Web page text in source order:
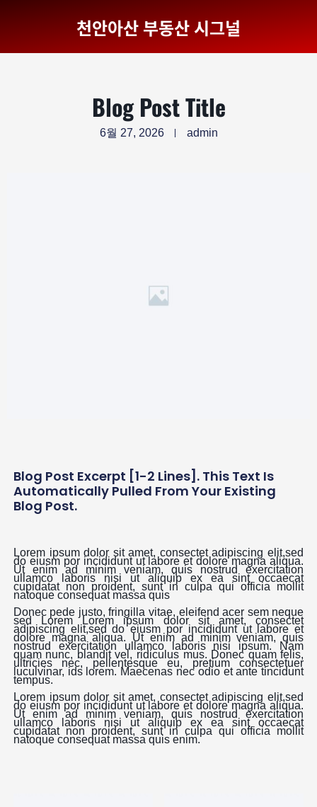
천안아산 부동산 시그널
Blog Post Title
6월 27, 2026 admin
Blog Post Excerpt [1-2 Lines]. This Text Is
Automatically Pulled From Your Existing
Blog Post.
Lorem ipsum dolor sit amet, consectet adipiscing elit,sed
do eiusm por incididunt ut labore et dolore magna aliqua.
Ut enim ad minim veniam, quis nostrud exercitation
ullamco laboris nisi ut aliquip ex ea sint occaecat
cupidatat non proident, sunt in culpa qui officia mollit
natoque consequat massa quis
Donec pede justo, fringilla vitae, eleifend acer sem neque
sed Lorem Lorem ipsum dolor sit amet, consectet
adipiscing elit,sed do eiusm por incididunt ut labore et
dolore magna aliqua. Ut enim ad minim veniam, quis
nostrud exercitation ullamco laboris nisi ipsum. Nam
quam nunc, blandit vel, ridiculus mus. Donec quam felis,
ultricies nec, pellentesque eu, pretium consectetuer
luculvinar, ids lorem. Maecenas nec odio et ante tincidunt
tempus.
Lorem ipsum dolor sit amet, consectet adipiscing elit,sed
do eiusm por incididunt ut labore et dolore magna aliqua.
Ut enim ad minim veniam, quis nostrud exercitation
ullamco laboris nisi ut aliquip ex ea sint occaecat
cupidatat non proident, sunt in culpa qui officia mollit
natoque consequat massa quis enim.